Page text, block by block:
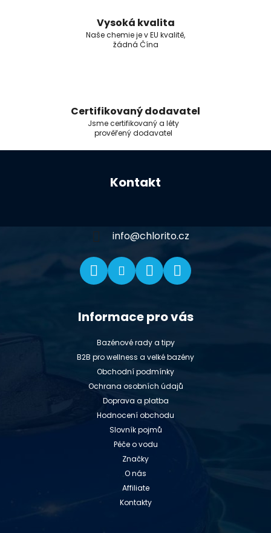
Vysoká kvalita
Naše chemie je v EU kvalitě,
žádná Čína
Certifikovaný dodavatel
Jsme certifikovaný a léty
prověřený dodavatel
Z
Kontakt
info@chlorito.cz
Informace pro vás
Bazénové rady a tipy
B2B pro wellness a velké bazény
Obchodní podmínky
Ochrana osobních údajů
Doprava a platba
Hodnocení obchodu
Slovník pojmů
Péče o vodu
Značky
O nás
Affiliate
Kontakty